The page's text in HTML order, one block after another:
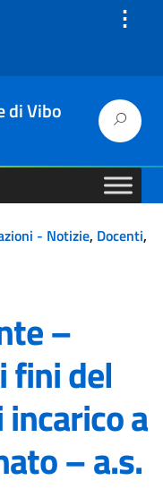
⋮
di Vibo
- Notizie, Docenti,
–
fini del
a
– a.s.